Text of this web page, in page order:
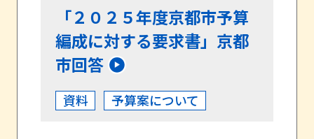
「２０２５年度京都市予算
編成に対する要求書」京都
市回答
資料 予算案について